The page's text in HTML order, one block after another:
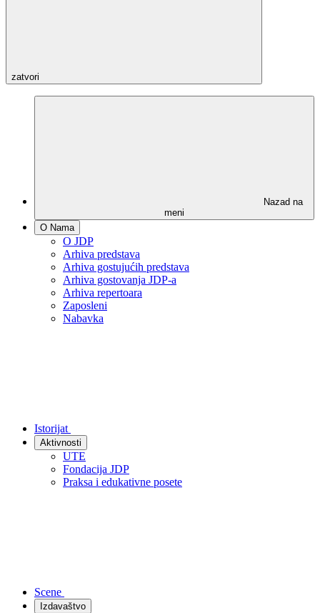
zatvori
Nazad na
meni
O Nama
O JDP
Arhiva predstava
Arhiva gostujućih predstava
Arhiva gostovanja JDP-a
Arhiva repertoara
Zaposleni
Nabavka
Istorijat
Aktivnosti
UTE
Fondacija JDP
Praksa i edukativne posete
Scene
Izdavaštvo